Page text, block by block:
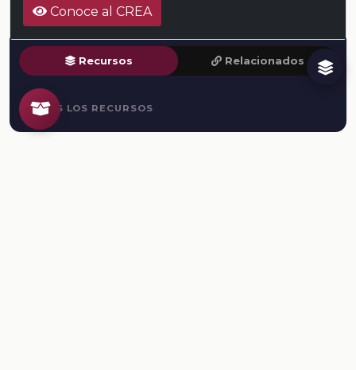
Conoce al CREA
Recursos Relacionados
TODOS LOS RECURSOS